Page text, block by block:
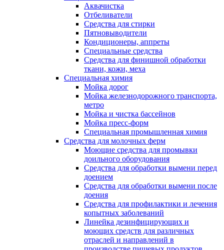
Аквачистка
Отбеливатели
Средства для стирки
Пятновыводители
Кондиционеры, аппреты
Специальные средства
Средства для финишной обработки
ткани, кожи, меха
Специальная химия
Мойка дорог
Мойка железнодорожного транспорта,
метро
Мойка и чистка бассейнов
Мойка пресс-форм
Специальная промышленная химия
Средства для молочных ферм
Моющие средства для промывки
доильного оборудования
Средства для обработки вымени перед
доением
Средства для обработки вымени после
доения
Средства для профилактики и лечения
копытных заболеваний
Линейка дезинфицирующих и
моющих средств для различных
отраслей и направлений в